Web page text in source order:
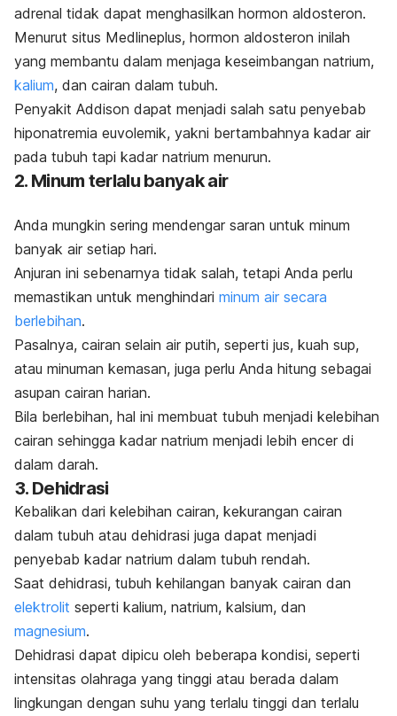
adrenal tidak dapat menghasilkan hormon aldosteron.
Menurut situs Medlineplus, hormon aldosteron inilah
yang membantu dalam menjaga keseimbangan natrium,
kalium, dan cairan dalam tubuh.
Penyakit Addison dapat menjadi salah satu penyebab
hiponatremia euvolemik, yakni bertambahnya kadar air
pada tubuh tapi kadar natrium menurun.
2. Minum terlalu banyak air
Anda mungkin sering mendengar saran untuk minum
banyak air setiap hari.
Anjuran ini sebenarnya tidak salah, tetapi Anda perlu
memastikan untuk menghindari minum air secara
berlebihan.
Pasalnya, cairan selain air putih, seperti jus, kuah sup,
atau minuman kemasan, juga perlu Anda hitung sebagai
asupan cairan harian.
Bila berlebihan, hal ini membuat tubuh menjadi kelebihan
cairan sehingga kadar natrium menjadi lebih encer di
dalam darah.
3. Dehidrasi
Kebalikan dari kelebihan cairan, kekurangan cairan
dalam tubuh atau dehidrasi juga dapat menjadi
penyebab kadar natrium dalam tubuh rendah.
Saat dehidrasi, tubuh kehilangan banyak cairan dan
elektrolit seperti kalium, natrium, kalsium, dan
magnesium.
Dehidrasi dapat dipicu oleh beberapa kondisi, seperti
intensitas olahraga yang tinggi atau berada dalam
lingkungan dengan suhu yang terlalu tinggi dan terlalu